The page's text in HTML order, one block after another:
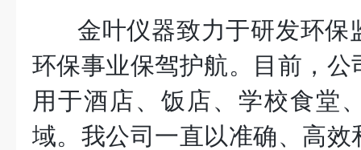
金叶仪器致力于研发环保
环保事业保驾护航。目前，
用于酒店、饭店、学校食堂
域。我公司一直以准确、高